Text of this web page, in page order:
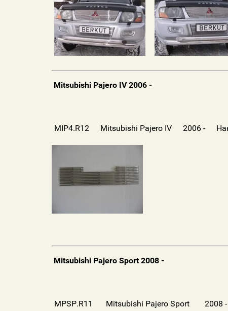
Mitsubishi Pajero IV 2006 -
MIP4.R12 Mitsubishi Pajero IV 2006 -
Mitsubishi Pajero Sport 2008 -
MPSP.R11 Mitsubishi Pajero Sport 2008 -